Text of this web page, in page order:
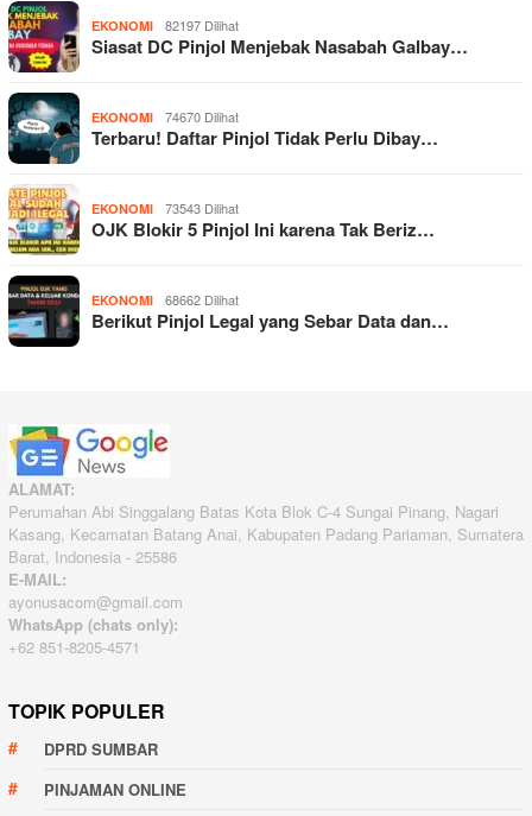
EKONOMI 82197 Dilihat
Siasat DC Pinjol Menjebak Nasabah Galbay…
EKONOMI 74670 Dilihat
Terbaru! Daftar Pinjol Tidak Perlu Dibay…
EKONOMI 73543 Dilihat
OJK Blokir 5 Pinjol Ini karena Tak Beriz…
EKONOMI 68662 Dilihat
Berikut Pinjol Legal yang Sebar Data dan…
ALAMAT:
Perumahan Abi Singgalang Batas Kota Blok C-4 Sungai Pinang, Nagari
Kasang, Kecamatan Batang Anai, Kabupaten Padang Pariaman, Sumatera
Barat, Indonesia - 25586
E-MAIL:
ayonusacom@gmail.com
WhatsApp (chats only):
+62 851-8205-4571
TOPIK POPULER
DPRD SUMBAR
PINJAMAN ONLINE